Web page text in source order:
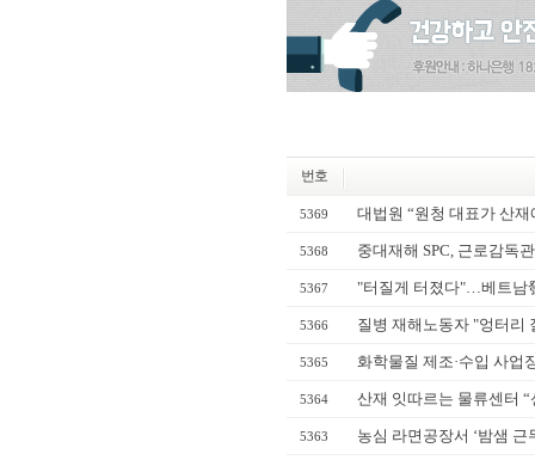
번호
5369 대법원 “원청 대표가 산
5368 중대재해 SPC, 근로감독
5367 "터질게 터졌다"…베트남
5366 질병 재해노동자 "엉터리
5365 화학물질 제조·수입 사업
5364 산재 잇따르는 물류센터
5363 농심 라면공장서 ‘밤샘 근